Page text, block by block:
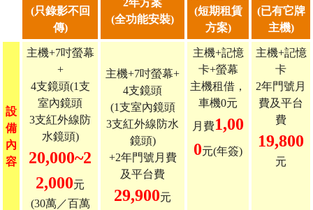
(只錄影不回
傳)
2年方案
(全功能安裝)
(短期租賃
方案)
(已有它牌
主機)
設
備
內
容
主機+7吋螢幕
+
4支鏡頭(1支
室內鏡頭
3支紅外線防
水鏡頭)
20,000~2
2,000元
(30萬／百萬
主機+7吋螢幕+
4支鏡頭
(1支室內鏡頭
3支紅外線防水
鏡頭)
+2年門號月費
及平台費
29,900元
主機+記憶
卡+螢幕
主機租借，
車機0元
月費1,00
0元(年簽)
主機+記憶
卡
2年門號月
費及平台
費
19,800
元